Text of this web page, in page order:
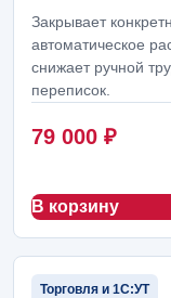
Закрывает
автоматическое
снижает ручной
переписок.
79 000 ₽
В корзину
Торговля и 1С:УТ